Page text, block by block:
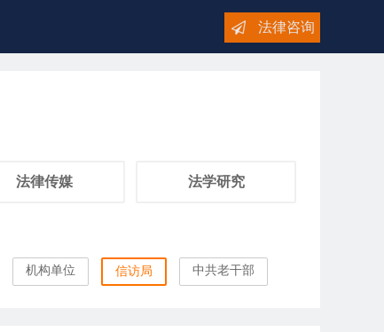
法律咨询
法律传媒 法学研究
机构单位 信访局 中共老干部